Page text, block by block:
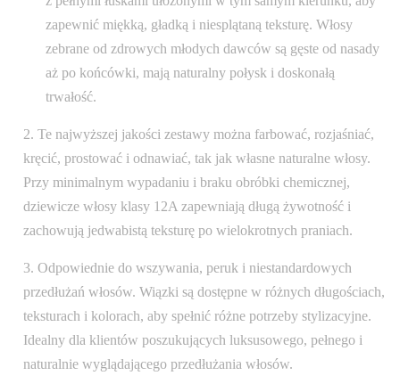
zapewnić miękką, gładką i niesplątaną teksturę. Włosy
zebrane od zdrowych młodych dawców są gęste od nasady
aż po końcówki, mają naturalny połysk i doskonałą
trwałość.
2. Te najwyższej jakości zestawy można farbować, rozjaśniać,
kręcić, prostować i odnawiać, tak jak własne naturalne włosy.
Przy minimalnym wypadaniu i braku obróbki chemicznej,
dziewicze włosy klasy 12A zapewniają długą żywotność i
zachowują jedwabistą teksturę po wielokrotnych praniach.
3. Odpowiednie do wszywania, peruk i niestandardowych
przedłużań włosów. Wiązki są dostępne w różnych długościach,
teksturach i kolorach, aby spełnić różne potrzeby stylizacyjne.
Idealny dla klientów poszukujących luksusowego, pełnego i
naturalnie wyglądającego przedłużania włosów.